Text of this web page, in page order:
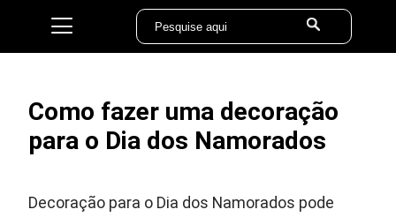
Como fazer uma decoração
para o Dia dos Namorados
Decoração para o Dia dos Namorados pode